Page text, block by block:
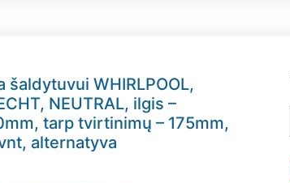
šaldytuvui WHIRLPOOL,
NEUTRAL, ilgis –
tarp tvirtinimų – 175mm,
alternatyva